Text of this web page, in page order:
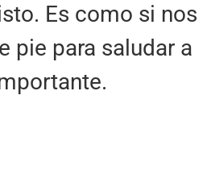
Es como si nos
pie para saludar a